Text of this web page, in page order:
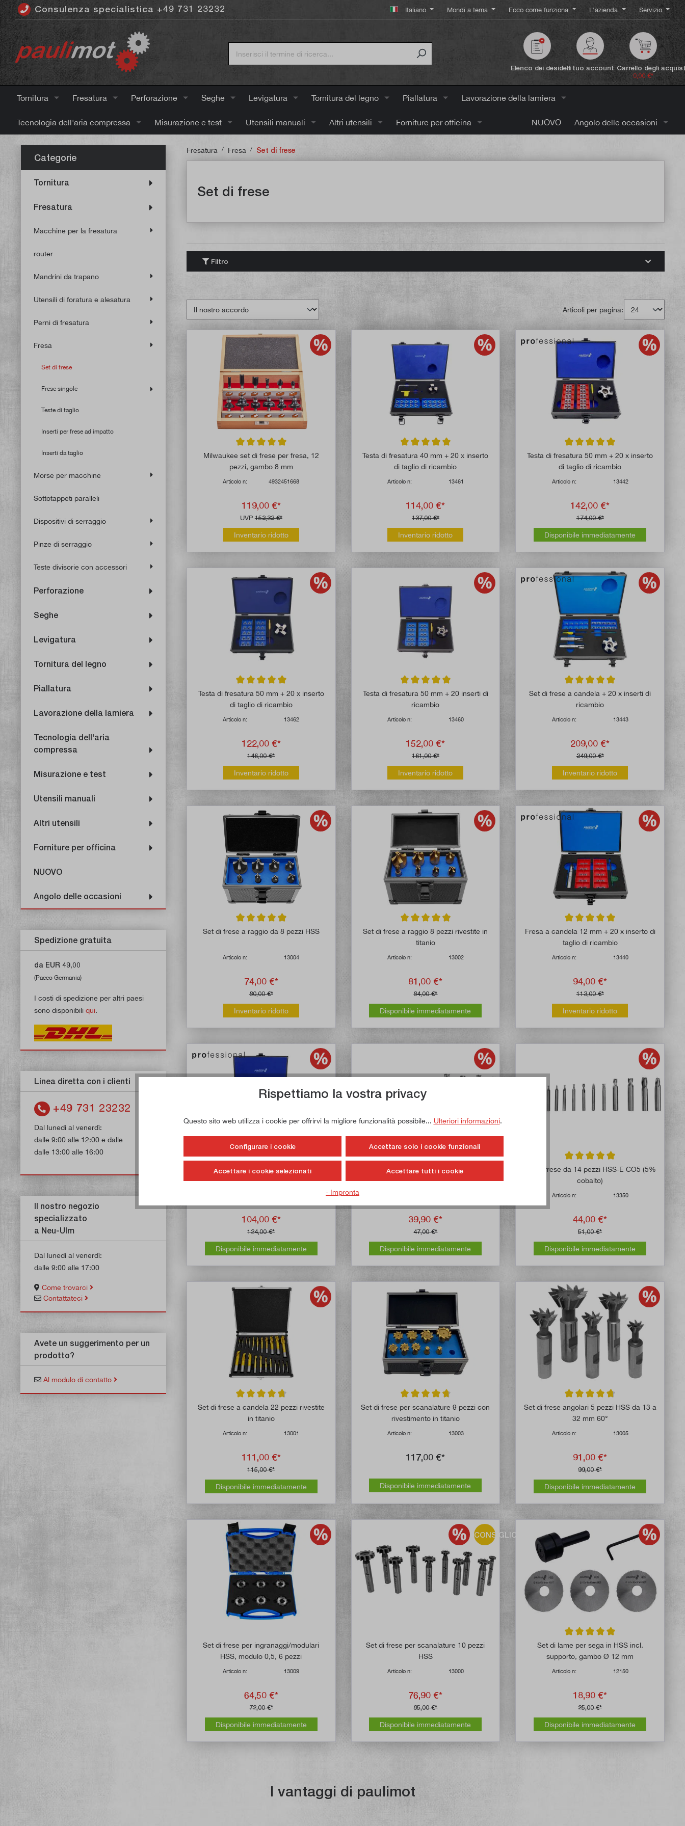
principale
Consulenza specialistica +49 731 23232 Italiano Mondi a tema Ecco come funziona L'azienda Servizio
Elenco dei desideriIl tuo account Carrello degli
0,00 €*
Tornitura Fresatura Perforazione Seghe Levigatura Tornitura del legno Piallatura Lavorazione della lamiera
Tecnologia dell'aria compressa Misurazione e test Utensili manuali Altri utensili Forniture per officina NUOVO Angolo delle occasioni
Categorie
Tornitura
Fresatura
Macchine per la fresatura
router
Mandrini da trapano
Utensili di foratura e alesatura
Perni di fresatura
Fresa
Set di frese
Frese singole
Teste di taglio
Inserti per frese ad impatto
Inserti da taglio
Morse per macchine
Sottotappeti paralleli
Dispositivi di serraggio
Pinze di serraggio
Teste divisorie con accessori
Perforazione
Seghe
Levigatura
Tornitura del legno
Piallatura
Lavorazione della lamiera
Tecnologia dell'aria
compressa
Misurazione e test
Utensili manuali
Altri utensili
Forniture per officina
NUOVO
Angolo delle occasioni
Spedizione gratuita
da EUR 49,00
(Pacco Germania)
I costi di spedizione per altri paesi
sono disponibili qui.
Linea diretta con i clienti
+49 731 23232
Dal lunedì al venerdì:
dalle 9:00 alle 12:00 e dalle
dalle 13:00 alle 16:00
Il nostro negozio
specializzato
a Neu-Ulm
Dal lunedì al venerdì:
dalle 9:00 alle 17:00
Come trovarci
Contattateci
Avete un suggerimento per un
prodotto?
Al modulo di contatto
Fresatura / Fresa / Set di frese
Set di frese
Filtro
Articoli per pagina:
Valutazione media di 5 su 5 stelle
Milwaukee set di frese per fresa, 12
pezzi, gambo 8 mm
Articolo n: 4932451668
119,00 €*
UVP152,32 €*
Inventario ridotto
Valutazione media di 5 su 5 stelle
Testa di fresatura 40 mm + 20 x inserto
di taglio di ricambio
Articolo n: 13461
114,00 €*
137,00 €*
Inventario ridotto
Valutazione media di 5 su 5 stelle
Testa di fresatura 50 mm + 20 x inserto
di taglio di ricambio
Articolo n: 13442
142,00 €*
174,00 €*
Disponibile immediatamente
Valutazione media di 5 su 5 stelle
Testa di fresatura 50 mm + 20 x inserto
di taglio di ricambio
Articolo n: 13462
122,00 €*
146,00 €*
Inventario ridotto
Valutazione media di 5 su 5 stelle
Testa di fresatura 50 mm + 20 inserti di
ricambio
Articolo n: 13460
152,00 €*
161,00 €*
Inventario ridotto
Valutazione media di 5 su 5 stelle
Set di frese a candela + 20 x inserti di
ricambio
Articolo n: 13443
209,00 €*
249,00 €*
Inventario ridotto
Valutazione media di 4.9 su 5 stelle
Set di frese a raggio da 8 pezzi HSS
Articolo n: 13004
74,00 €*
80,00 €*
Inventario ridotto
Valutazione media di 4.9 su 5 stelle
Set di frese a raggio 8 pezzi rivestite in
titanio
Articolo n: 13002
81,00 €*
84,00 €*
Disponibile immediatamente
Valutazione media di 5 su 5 stelle
Fresa a candela 12 mm + 20 x inserto di
taglio di ricambio
Articolo n: 13440
94,00 €*
113,00 €*
Inventario ridotto
Valutazione media di 5 su 5 stelle
Fresa a candela 16 mm + 20 x inserto di
taglio di ricambio
104,00 €*
124,00 €*
Disponibile immediatamente
Valutazione media di 4.7 su 5 stelle
Set di frese da 12 pezzi HSS-E CO5 (5%
cobalto)
39,90 €*
47,00 €*
Disponibile immediatamente
Valutazione media di 4.9 su 5 stelle
Set di frese da 14 pezzi HSS-E CO5 (5%
cobalto)
Articolo n: 13350
44,00 €*
51,00 €*
Disponibile immediatamente
Valutazione media di 4.8 su 5 stelle
Set di frese a candela 22 pezzi rivestite
in titanio
Articolo n: 13001
111,00 €*
115,00 €*
Disponibile immediatamente
Valutazione media di 4.8 su 5 stelle
Set di frese per scanalature 9 pezzi con
rivestimento in titanio
Articolo n: 13003
117,00 €*
Disponibile immediatamente
Valutazione media di 4.7 su 5 stelle
Set di frese angolari 5 pezzi HSS da 13 a
32 mm 60°
Articolo n: 13005
91,00 €*
99,00 €*
Disponibile immediatamente
Set di frese per ingranaggi/modulari
HSS, modulo 0,5, 6 pezzi
Articolo n: 13009
64,50 €*
72,00 €*
Disponibile immediatamente
CONSIGLIO!
Set di frese per scanalature 10 pezzi
HSS
Articolo n: 13000
76,90 €*
85,00 €*
Disponibile immediatamente
Valutazione media di 5 su 5 stelle
Set di lame per sega in HSS incl.
supporto, gambo Ø 12 mm
Articolo n: 12150
18,90 €*
25,00 €*
Disponibile immediatamente
I vantaggi di paulimot
Rispettiamo la vostra privacy
Questo sito web utilizza i cookie per offrirvi la migliore funzionalità possibile... Ulteriori informazioni.
Configurare i cookie Accettare solo i cookie funzionali
Accettare i cookie selezionati Accettare tutti i cookie
- Impronta